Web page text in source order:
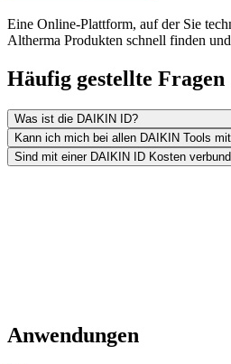
Eine Online-Plattform, auf der Sie
Altherma Produkten schnell finden
Häufig gestellte Fragen
Was ist die DAIKIN ID?
Kann ich mich bei allen DAIKIN Tools
Sind mit einer DAIKIN ID Kosten
Anwendungen